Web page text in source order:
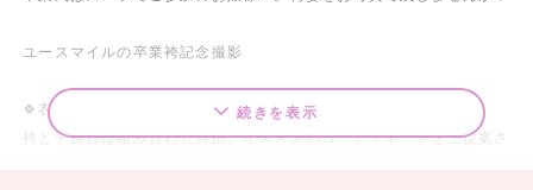
ユースマイルの卒業袴記念撮影
🍀衣装・着付・ヘアメイクはおまかせください♪
袴と子振袖は組み合わせ自由。オススメのコーディネートをご提案さ
続きを表示